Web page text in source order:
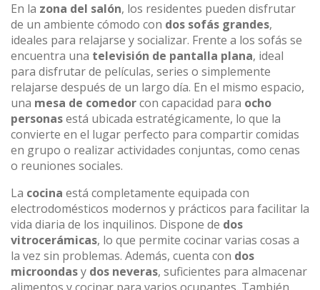
En la zona del salón, los residentes pueden disfrutar
de un ambiente cómodo con dos sofás grandes,
ideales para relajarse y socializar. Frente a los sofás se
encuentra una televisión de pantalla plana, ideal
para disfrutar de películas, series o simplemente
relajarse después de un largo día. En el mismo espacio,
una mesa de comedorcon capacidad para ocho
personasestá ubicada estratégicamente, lo que la
convierte en el lugar perfecto para compartir comidas
en grupo o realizar actividades conjuntas, como cenas
o reuniones sociales.
La cocina está completamente equipada con
electrodomésticos modernos y prácticos para facilitar la
vida diaria de los inquilinos. Dispone de dos
vitrocerámicas, lo que permite cocinar varias cosas a
la vez sin problemas. Además, cuenta con dos
microondasy dos neveras, suficientes para almacenar